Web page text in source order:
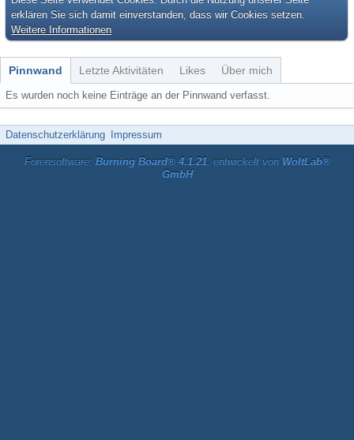
erklären Sie sich damit einverstanden, dass wir Cookies setzen.
Weitere Informationen
Pinnwand Letzte Aktivitäten Likes Über mich
Es wurden noch keine Einträge an der Pinnwand verfasst.
Datenschutzerklärung Impressum
Forensoftware: Burning Board® 4.1.21, entwickelt von WoltLab®
GmbH